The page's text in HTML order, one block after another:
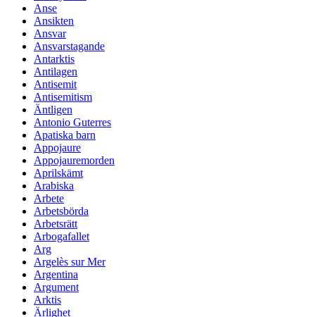
Anse
Ansikten
Ansvar
Ansvarstagande
Antarktis
Antilagen
Antisemit
Antisemitism
Äntligen
Antonio Guterres
Apatiska barn
Appojaure
Appojauremorden
Aprilskämt
Arabiska
Arbete
Arbetsbörda
Arbetsrätt
Arbogafallet
Arg
Argelès sur Mer
Argentina
Argument
Arktis
Ärlighet